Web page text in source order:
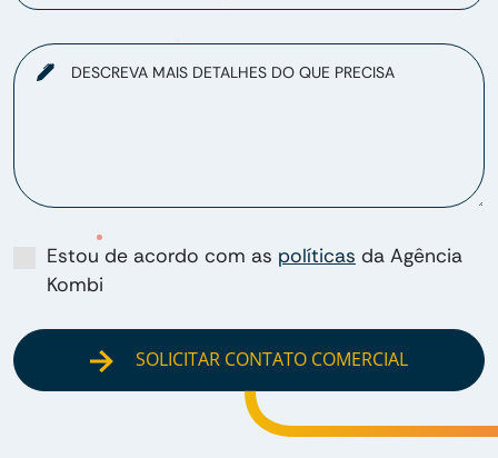
DESCREVA MAIS DETALHES DO QUE PRECISA
Estou de acordo com as políticas da Agência
Kombi
SOLICITAR CONTATO COMERCIAL